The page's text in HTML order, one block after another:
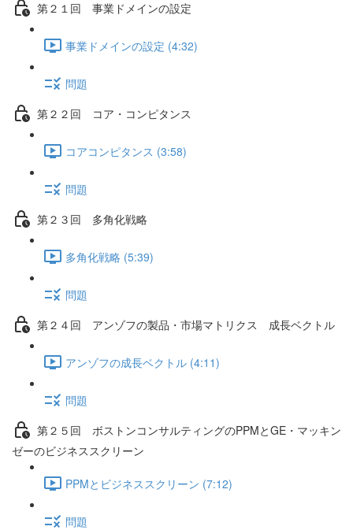
第２１回 事業ドメインの設定
事業ドメインの設定 (4:32)
問題
第２２回 コア・コンピタンス
コアコンピタンス (3:58)
問題
第２３回 多角化戦略
多角化戦略 (5:39)
問題
第２４回 アンゾフの製品・市場マトリクス 成長ベクトル
アンゾフの成長ベクトル (4:11)
問題
第２５回 ボストンコンサルティングのPPMとGE・マッキン
ゼーのビジネススクリーン
PPMとビジネススクリーン (7:12)
問題